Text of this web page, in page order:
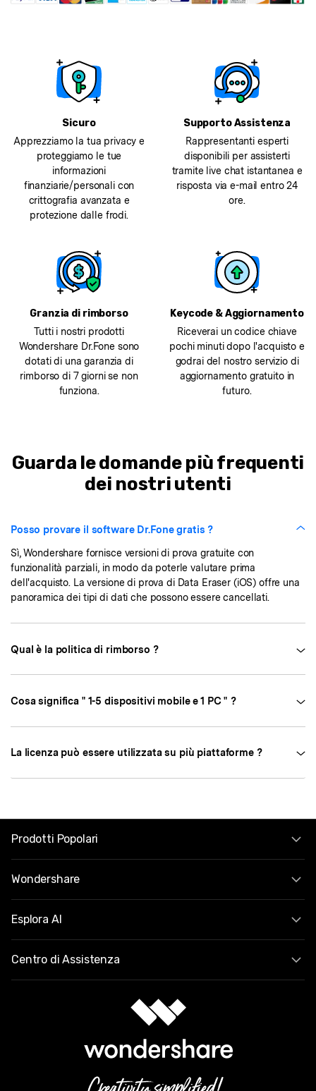
Sicuro
Apprezziamo la tua privacy e
proteggiamo le tue
informazioni
finanziarie/personali con
crittografia avanzata e
protezione dalle frodi.
Supporto Assistenza
Rappresentanti esperti
disponibili per assisterti
tramite live chat istantanea e
risposta via e-mail entro 24
ore.
Granzia di rimborso
Tutti i nostri prodotti
Wondershare Dr.Fone sono
dotati di una garanzia di
rimborso di 7 giorni se non
funziona.
Keycode & Aggiornamento
Riceverai un codice chiave
pochi minuti dopo l'acquisto e
godrai del nostro servizio di
aggiornamento gratuito in
futuro.
Guarda le domande più frequenti
dei nostri utenti
Posso provare il software Dr.Fone gratis ?
Sì, Wondershare fornisce versioni di prova gratuite con
funzionalità parziali, in modo da poterle valutare prima
dell'acquisto. La versione di prova di Data Eraser (iOS) offre una
panoramica dei tipi di dati che possono essere cancellati.
Qual è la politica di rimborso ?
Cosa significa " 1-5 dispositivi mobile e 1 PC " ?
La licenza può essere utilizzata su più piattaforme ?
Prodotti Popolari
Wondershare
Esplora AI
Centro di Assistenza